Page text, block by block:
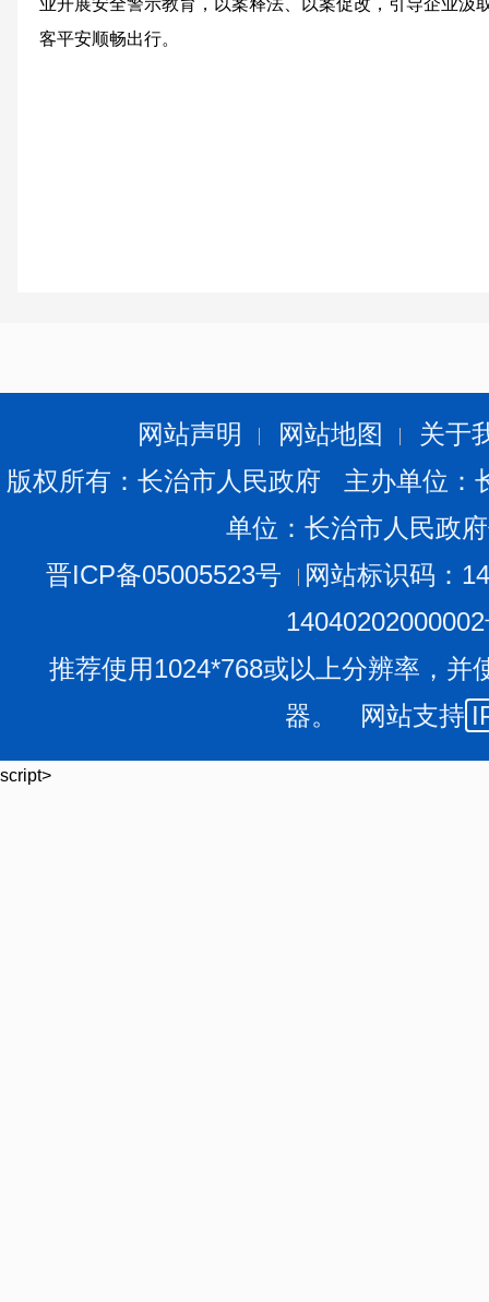
业开展安全警示教育，以案释法、以案促改，引导企业汲
客平安顺畅出行。
网站声明 网站地图
关于
版权所有：长治市人民政府 主办单位
单位：长治市人民政
晋ICP备05005523号
网站标识码：
推荐使用1024*768或以上分辨率，并
器。 网站支持
script>